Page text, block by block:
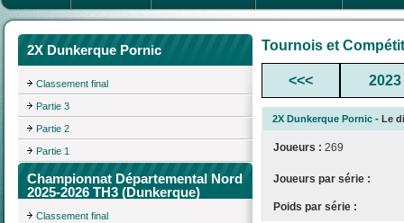
2X Dunkerque Pornic
Classement final
Partie 3
Partie 2
Partie 1
Championnat Départemental Nord
2025-2026 TH3 (Dunkerque)
Classement final
Tournois et
<<< 2023
2X Dunkerque Pornic - Le
Joueurs : 269
Joueurs par série :
Poids par série :